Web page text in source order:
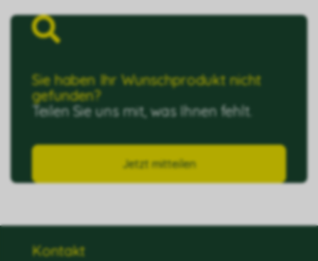
Sie haben Ihr Wunschprodukt nicht
gefunden?
Teilen Sie uns mit, was Ihnen fehlt.
Jetzt mitteilen
Kontakt